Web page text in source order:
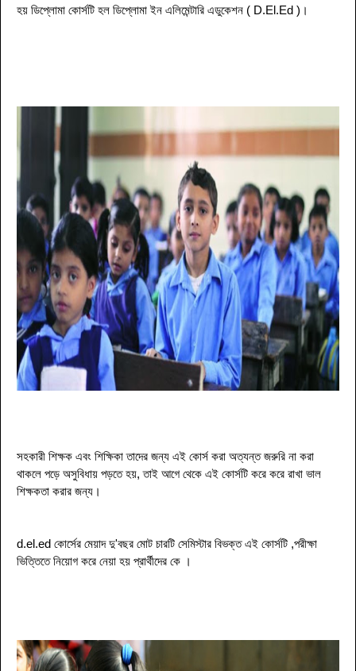
হয় ডিপ্লোমা কোর্সটি হল ডিপ্লোমা ইন এলিমেন্টারি এডুকেশন ( D.El.Ed ) ।
সহকারী শিক্ষক এবং শিক্ষিকা তাদের জন্য এই কোর্স করা অত্যন্ত জরুরি না করা
থাকলে পড়ে অসুবিধায় পড়তে হয়, তাই আগে থেকে এই কোর্সটি করে করে রাখা ভাল
শিক্ষকতা করার জন্য ।
d.el.ed কোর্সের মেয়াদ দু'বছর মোট চারটি সেমিস্টার বিভক্ত এই কোর্সটি ,পরীক্ষা
ভিত্তিতে নিয়োগ করে নেয়া হয় প্রার্থীদের কে ।